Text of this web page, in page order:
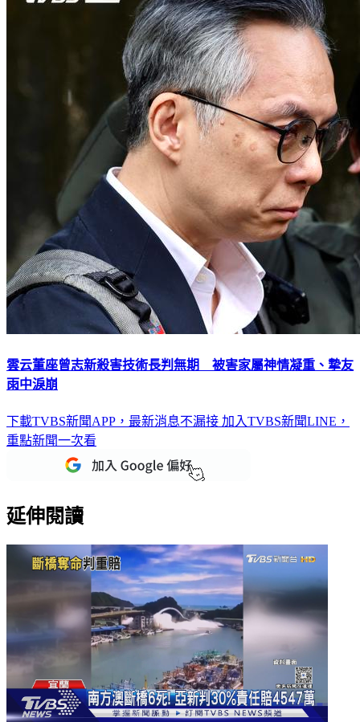
雲云董座曾志新殺害技術長判無期 被害家屬神情凝重、摯友
雨中淚崩
下載TVBS新聞APP，最新消息不漏接 加入TVBS新聞LINE，
重點新聞一次看
延伸閱讀